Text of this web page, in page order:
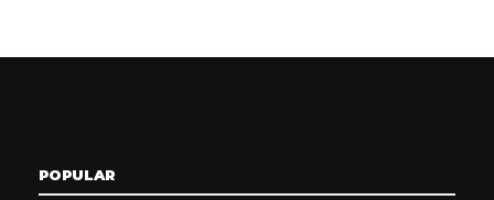
POPULAR